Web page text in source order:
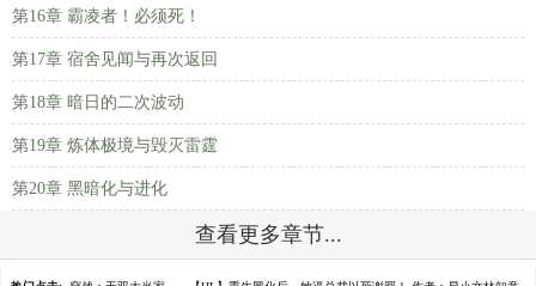
第16章 霸凌者！必须死！
第17章 宿舍见闻与再次返回
第18章 暗日的二次波动
第19章 炼体极境与毁灭雷霆
第20章 黑暗化与进化
查看更多章节...